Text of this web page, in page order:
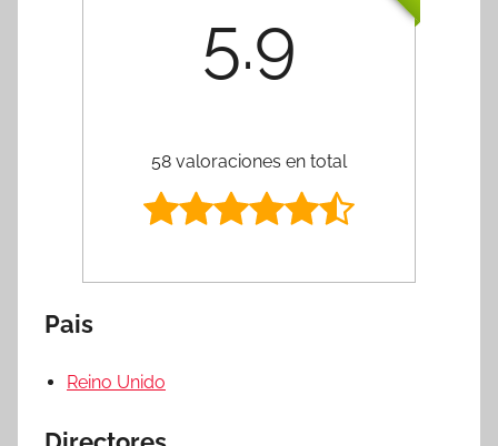
5.9
58 valoraciones en total
Pais
Reino Unido